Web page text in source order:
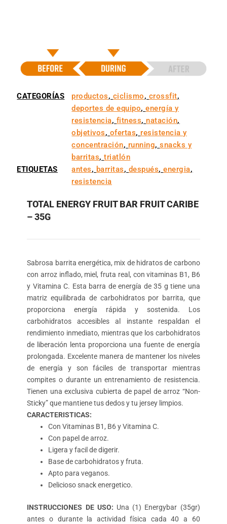
CATEGORÍAS productos, ciclismo, crossfit,
deportes de equipo,energía y
resistencia, fitness,natación,
objetivos, ofertas, resistencia y
concentración, running,snacks y
barritas,triatlón
ETIQUETAS
antes, barritas, después,energia,
resistencia
TOTAL ENERGY FRUIT BAR FRUIT CARIBE
– 35G
Sabrosa barrita energética, mix de hidratos de carbono
con arroz inflado, miel, fruta real, con vitaminas B1, B6
y Vitamina C. Esta barra de energía de 35 g tiene una
matriz equilibrada de carbohidratos por barrita, que
proporciona energía rápida y sostenida. Los
carbohidratos accesibles al instante respaldan el
rendimiento inmediato, mientras que los carbohidratos
de liberación lenta proporciona una fuente de energía
prolongada. Excelente manera de mantener los niveles
de energía y son fáciles de transportar mientras
compites o durante un entrenamiento de resistencia.
Tienen una exclusiva cubierta de papel de arroz “Non-
Sticky” que mantiene tus dedos y tu jersey limpios.
CARACTERISTICAS:
Con Vitaminas B1, B6 y Vitamina C.
Con papel de arroz.
Ligera y facil de digerir.
Base de carbohidratos y fruta.
Apto para veganos.
Delicioso snack energetico.
INSTRUCCIONES DE USO: Una (1) Energybar (35gr)
antes o durante la actividad física cada 40 a 60